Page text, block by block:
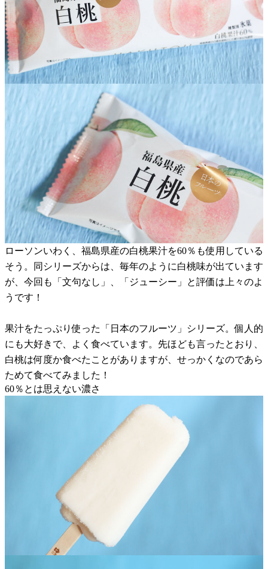
ローソンいわく、福島県産の白桃果汁を60％も使用している
そう。同シリーズからは、毎年のように白桃味が出ています
が、今回も「文句なし」、「ジューシー」と評価は上々のよ
うです！
果汁をたっぷり使った「日本のフルーツ」シリーズ。個人的
にも大好きで、よく食べています。先ほども言ったとおり、
白桃は何度か食べたことがありますが、せっかくなのであら
ためて食べてみました！
60％とは思えない濃さ